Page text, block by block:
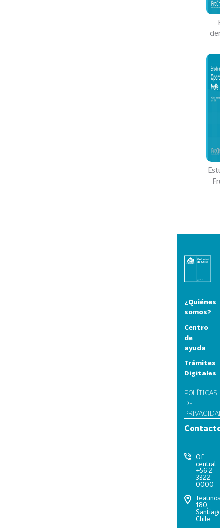
¿Quiénes
somos?
Centro
de
ayuda
Trámites
Digitales
POLÍTICAS
DE
Of
central
+56 2
3322
0000
Teatinos
180,
Chile.